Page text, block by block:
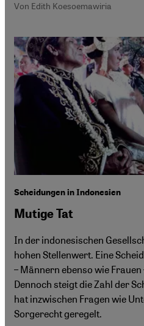
Von Edith Koesoemawiria
Scheidungen in Indonesien
Mutige Tat
In der indonesischen
hohen Stellenwert. Eine
– Männern ebenso wie
Dennoch steigt die Zahl der
hat inzwischen Fragen wie
Sorgerecht geregelt.